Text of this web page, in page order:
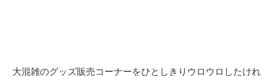
大混雑のグッズ販売コーナーをひとしきりウロウロしたけれ